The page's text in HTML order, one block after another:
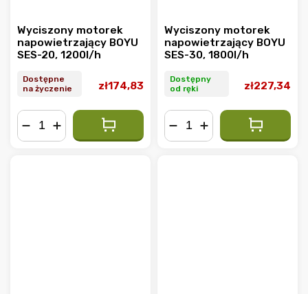
Wyciszony motorek
napowietrzający BOYU
SES-20, 1200l/h
Dostępne
na życzenie
zł174,83
Wyciszony motorek
napowietrzający BOYU
SES-30, 1800l/h
Dostępny
od ręki
zł227,34